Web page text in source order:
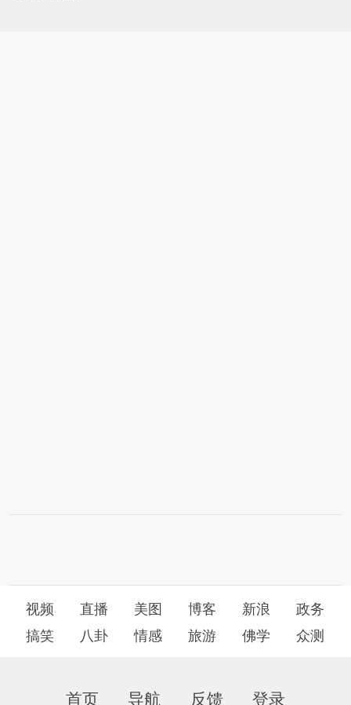
视频 直播 美图 博客 新浪
政务
搞笑
八卦 情感 旅游 佛学 众测
首页 导航 反馈 登录